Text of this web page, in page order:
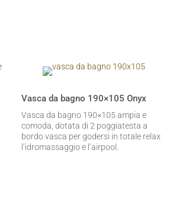
Vasca da bagno 190×105 Onyx
Vasca da bagno 190×105 ampia e
comoda, dotata di 2 poggiatesta a
bordo vasca per godersi in totale relax
l’idromassaggio e l’airpool.